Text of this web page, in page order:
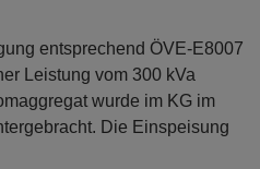
entsprechend ÖVE-E8007
Leistung vom 300 kVa
wurde im KG im
Die Einspeisung